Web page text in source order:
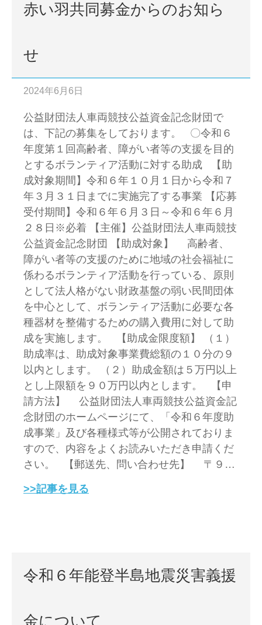
赤い羽共同募金からのお知ら
せ
2024年6月6日
公益財団法人車両競技公益資金記念財団で
は、下記の募集をしております。 〇令和６
年度第１回高齢者、障がい者等の支援を目的
とするボランティア活動に対する助成 【助
成対象期間】令和６年１０月１日から令和７
年３月３１日までに実施完了する事業 【応募
受付期間】令和６年６月３日～令和６年６月
２８日※必着 【主催】公益財団法人車両競技
公益資金記念財団 【助成対象】 高齢者、
障がい者等の支援のために地域の社会福祉に
係わるボランティア活動を行っている、原則
として法人格がない財政基盤の弱い民間団体
を中心として、ボランティア活動に必要な各
種器材を整備するための購入費用に対して助
成を実施します。 【助成金限度額】 （１）
助成率は、助成対象事業費総額の１０分の９
以内とします。 （２）助成金額は５万円以上
とし上限額を９０万円以内とします。 【申
請方法】 公益財団法人車両競技公益資金記
念財団のホームページにて、「令和６年度助
成事業」及び各種様式等が公開されておりま
すので、内容をよくお読みいただき申請くだ
さい。 【郵送先、問い合わせ先】 〒９…
>>記事を見る
令和６年能登半島地震災害義援
金について